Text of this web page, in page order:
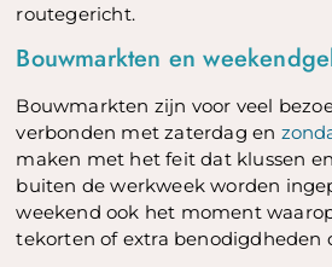
routegericht.
Bouwmarkten en
Bouwmarkten zijn voor veel
verbonden met zaterdag en
maken met het feit dat klussen
buiten de werkweek worden
weekend ook het moment
tekorten of extra benodigdheden